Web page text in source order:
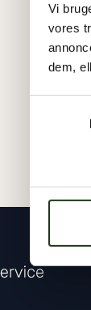
Vi
vores
dem,